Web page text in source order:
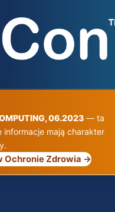
06.2023 — ta
informacje mają charakter
Ochronie Zdrowia →